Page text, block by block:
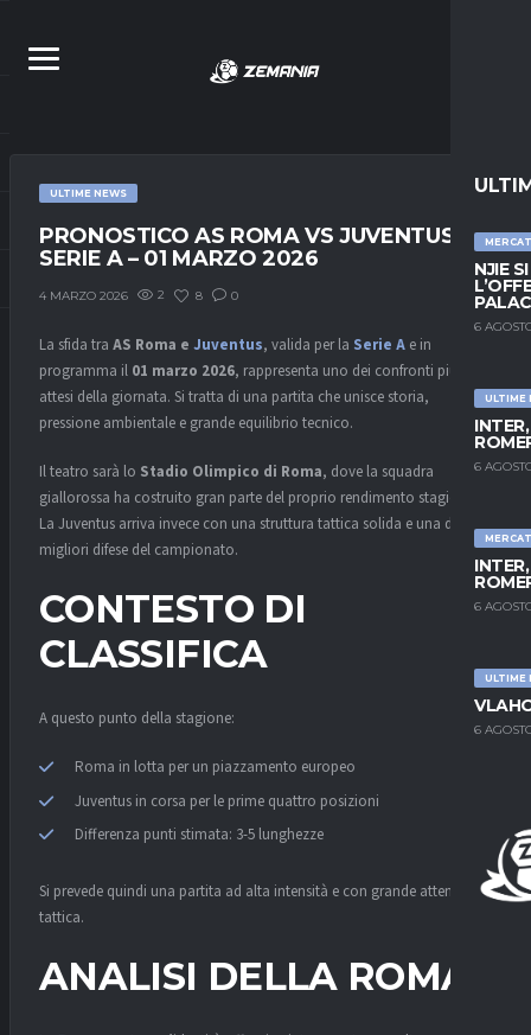
NJIE
6
ULTIME
6
6
ULTIME
6
ULTIME NEWS
PRONOSTICO AS ROMA VS JUVENTUS –
SERIE A – 01 MARZO 2026
4 MARZO 2026 2 8 0
La sfida tra AS Roma e Juventus, valida per la Serie A e in
programma il 01 marzo 2026, rappresenta uno dei confronti più
attesi della giornata. Si tratta di una partita che unisce storia,
pressione ambientale e grande equilibrio tecnico.
Il teatro sarà lo Stadio Olimpico di Roma, dove la squadra
giallorossa ha costruito gran parte del proprio rendimento stagionale.
La Juventus arriva invece con una struttura tattica solida e una delle
migliori difese del campionato.
CONTESTO DI
CLASSIFICA
A questo punto della stagione:
Roma in lotta per un piazzamento europeo
Juventus in corsa per le prime quattro posizioni
Differenza punti stimata: 3-5 lunghezze
Si prevede quindi una partita ad alta intensità e con grande attenzione
tattica.
ANALISI DELLA ROMA